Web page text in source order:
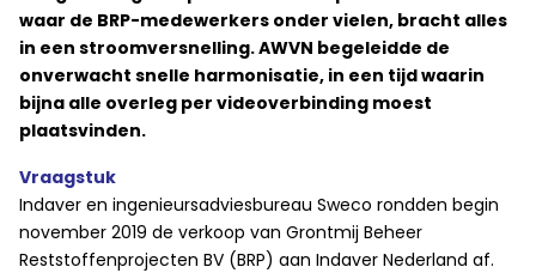
waar de BRP-medewerkers onder vielen, bracht alles
in een stroomversnelling. AWVN begeleidde de
onverwacht snelle harmonisatie, in een tijd waarin
bijna alle overleg per videoverbinding moest
plaatsvinden.
Vraagstuk
Indaver en ingenieursadviesbureau Sweco rondden begin
november 2019 de verkoop van Grontmij Beheer
Reststoffenprojecten BV (BRP) aan Indaver Nederland af.